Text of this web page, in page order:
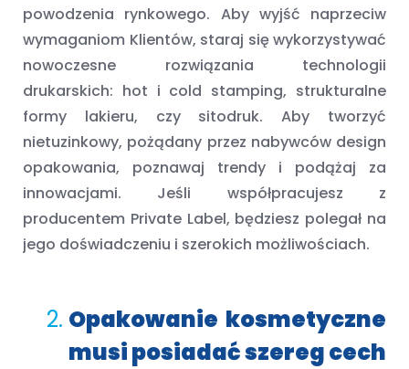
powodzenia rynkowego. Aby wyjść naprzeciw
wymaganiom Klientów, staraj się wykorzystywać
nowoczesne rozwiązania technologii
drukarskich: hot i cold stamping, strukturalne
formy lakieru, czy sitodruk. Aby tworzyć
nietuzinkowy, pożądany przez nabywców design
opakowania, poznawaj trendy i podążaj za
innowacjami. Jeśli współpracujesz z
producentem Private Label, będziesz polegał na
jego doświadczeniu i szerokich możliwościach.
Opakowanie kosmetyczne
musi posiadać szereg cech